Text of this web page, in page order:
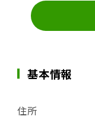
基本情報
住所